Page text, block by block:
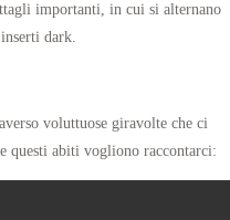
importanti, in cui si alternano
dark.
voluttuose giravolte che ci
questi abiti vogliono raccontarci: